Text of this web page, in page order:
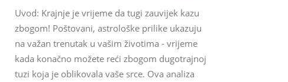
Uvod: Krajnje je vrijeme da tugi zauvijek kazu
zbogom! Poštovani, astrološke prilike ukazuju
na važan trenutak u vašim životima - vrijeme
kada konačno možete reći zbogom dugotrajnoj
tuzi koja je oblikovala vaše srce. Ova analiza